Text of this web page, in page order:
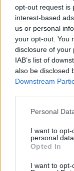
opt-out request is
interest-based
us or personal
your opt-out. You
disclosure of your
IAB’s list of
also be disclosed
Downstream
Personal
I want to
personal data.
Opted In
I want to